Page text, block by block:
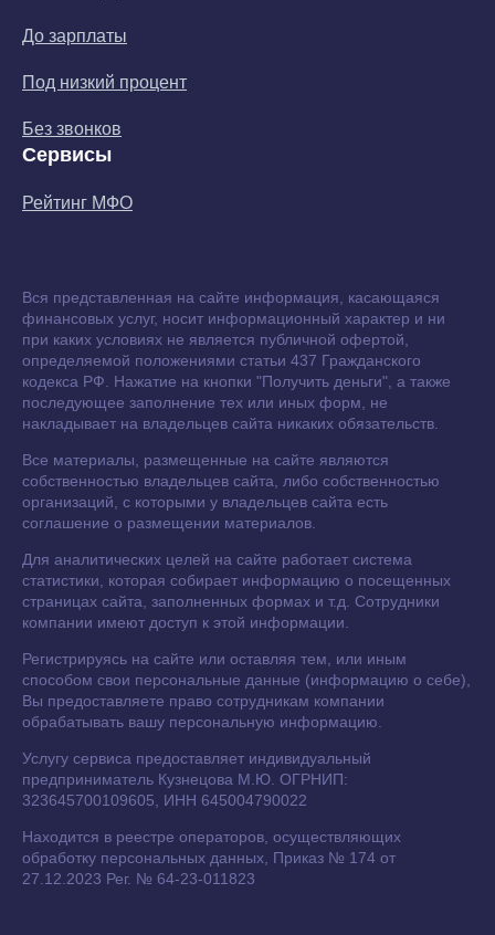
До зарплаты
Под низкий процент
Без звонков
Сервисы
Рейтинг МФО
Вся представленная на сайте информация, касающаяся
финансовых услуг, носит информационный характер и ни
при каких условиях не является публичной офертой,
определяемой положениями статьи 437 Гражданского
кодекса РФ. Нажатие на кнопки "Получить деньги", а также
последующее заполнение тех или иных форм, не
накладывает на владельцев сайта никаких обязательств.
Все материалы, размещенные на сайте являются
собственностью владельцев сайта, либо собственностью
организаций, с которыми у владельцев сайта есть
соглашение о размещении материалов.
Для аналитических целей на сайте работает система
статистики, которая собирает информацию о посещенных
страницах сайта, заполненных формах и т.д. Сотрудники
компании имеют доступ к этой информации.
Регистрируясь на сайте или оставляя тем, или иным
способом свои персональные данные (информацию о себе),
Вы предоставляете право сотрудникам компании
обрабатывать вашу персональную информацию.
Услугу сервиса предоставляет индивидуальный
предприниматель Кузнецова М.Ю. ОГРНИП:
323645700109605, ИНН 645004790022
Находится в реестре операторов, осуществляющих
обработку персональных данных, Приказ № 174 от
27.12.2023 Рег. № 64-23-011823